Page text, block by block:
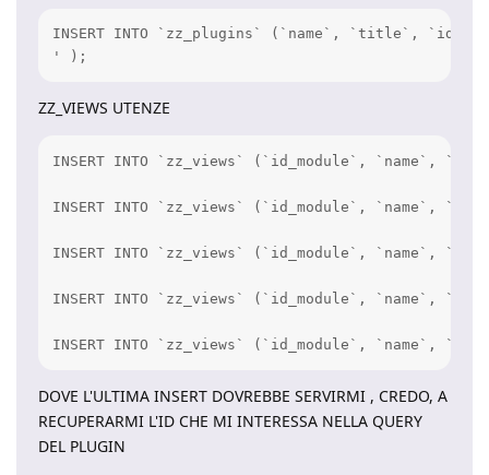
INSERT INTO `zz_plugins` (`name`, `title`, `idmodule_from`, `idmodule_to`, `position`,
' );
ZZ_VIEWS UTENZE
INSERT INTO `zz_views` (`id_module`, `name`,
INSERT INTO `zz_views` (`id_module`, `name`,
INSERT INTO `zz_views` (`id_module`,
INSERT INTO `zz_views` (`id_module`, `name`,
DOVE L'ULTIMA INSERT DOVREBBE SERVIRMI , CREDO, A
RECUPERARMI L'ID CHE MI INTERESSA NELLA QUERY
DEL PLUGIN